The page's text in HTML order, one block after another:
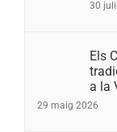
30
Els
a la
29 maig 2026